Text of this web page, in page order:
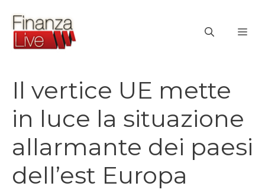
contenuto
Il vertice UE mette
in luce la situazione
allarmante dei paesi
dell’est Europa